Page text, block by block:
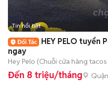
Tin nổi bật
HEY PELO tuyển
ngay
Hey Pelo (Chuỗi cửa hàng
Đến 8 triệu/tháng